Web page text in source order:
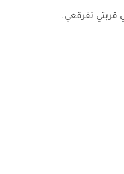
قربتي تفرقعي.